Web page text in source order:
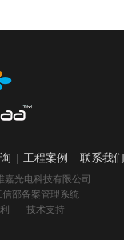
工程案例 联系我们
嘉光电科技有限公司
信部备案管理系统
利 技术支持